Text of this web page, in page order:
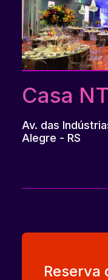
Casa
Av. das
Alegre - RS
Reserva